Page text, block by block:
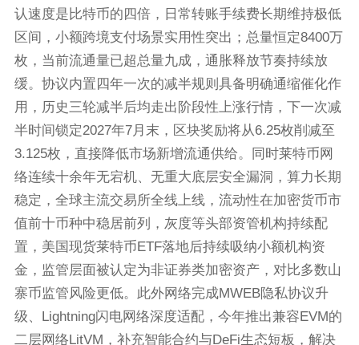
认速度是比特币的四倍，日常转账手续费长期维持极低
区间，小额跨境支付场景实用性突出；总量恒定8400万
枚，当前流通量已超总量九成，通胀释放节奏持续放
缓。协议内置四年一次的减半规则具备明确通缩催化作
用，历史三轮减半后均走出阶段性上涨行情，下一次减
半时间锁定2027年7月末，区块奖励将从6.25枚削减至
3.125枚，直接降低市场新增流通供给。同时莱特币网
络连续十余年无宕机、无重大底层安全漏洞，算力长期
稳定，全球主流交易所全线上线，流动性在加密货币市
值前十币种中稳居前列，灰度等头部资管机构持续配
置，美国现货莱特币ETF落地后持续吸纳小额机构资
金，监管层面被认定为非证券类加密资产，对比多数山
寨币监管风险更低。此外网络完成MWEB隐私协议升
级、Lightning闪电网络深度适配，今年推出兼容EVM的
二层网络LitVM，补充智能合约与DeFi生态短板，解决